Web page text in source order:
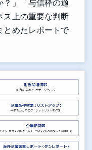
？」「与信枠の適
ス上の重要な判断
とめたレポートで